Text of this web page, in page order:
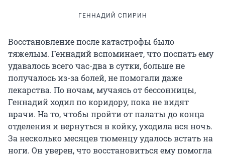
ГЕННАДИЙ СПИРИН
Восстановление после катастрофы было
тяжелым. Геннадий вспоминает, что поспать ему
удавалось всего час-два в сутки, больше не
получалось из-за болей, не помогали даже
лекарства. По ночам, мучаясь от бессонницы,
Геннадий ходил по коридору, пока не видят
врачи. На то, чтобы пройти от палаты до конца
отделения и вернуться в койку, уходила вся ночь.
За несколько месяцев тюменцу удалось встать на
ноги. Он уверен, что восстановиться ему помогла